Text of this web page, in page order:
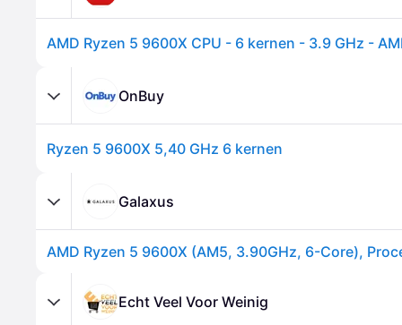
OnBuy
Ryzen 5 9600X 5,40 GHz 6 kernen
Galaxus
AMD Ryzen 5 9600X (AM5, 3.90GHz, 6-Core),
Echt Veel Voor Weinig